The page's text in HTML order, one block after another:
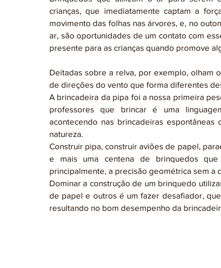
crianças, que imediatamente captam a
movimento das folhas nas árvores, e, no
ar, são oportunidades de um contato com
presente para as crianças quando promove
Deitadas sobre a relva, por exemplo, olham
de direções do vento que forma diferentes
A brincadeira da pipa foi a nossa primeira
professores que brincar é uma
acontecendo nas brincadeiras
natureza.
Construir pipa, construir aviões de papel,
e mais uma centena de brinquedos
principalmente, a precisão geométrica sem a
Dominar a construção de um brinquedo
de papel e outros é um fazer desafiador,
resultando no bom desempenho da